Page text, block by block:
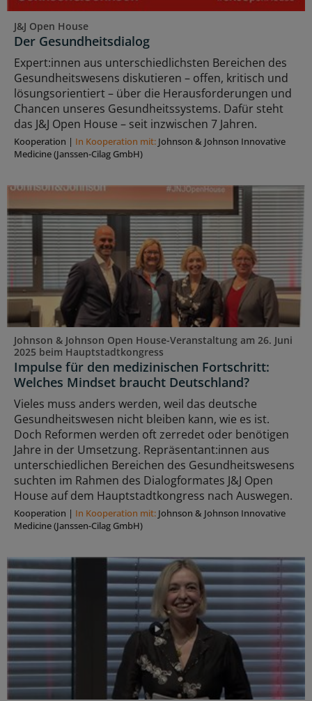
J&J Open House
Der Gesundheitsdialog
Expert:innen aus unterschiedlichsten Bereichen des
Gesundheitswesens diskutieren – offen, kritisch und
lösungsorientiert – über die Herausforderungen und
Chancen unseres Gesundheitssystems. Dafür steht
das J&J Open House – seit inzwischen 7 Jahren.
Kooperation | In Kooperation mit: Johnson & Johnson Innovative
Medicine (Janssen-Cilag GmbH)
Johnson & Johnson Open House-Veranstaltung am 26. Juni
2025 beim Hauptstadtkongress
Impulse für den medizinischen Fortschritt:
Welches Mindset braucht Deutschland?
Vieles muss anders werden, weil das deutsche
Gesundheitswesen nicht bleiben kann, wie es ist.
Doch Reformen werden oft zerredet oder benötigen
Jahre in der Umsetzung. Repräsentant:innen aus
unterschiedlichen Bereichen des Gesundheitswesens
suchten im Rahmen des Dialogformates J&J Open
House auf dem Hauptstadtkongress nach Auswegen.
Kooperation | In Kooperation mit: Johnson & Johnson Innovative
Medicine (Janssen-Cilag GmbH)